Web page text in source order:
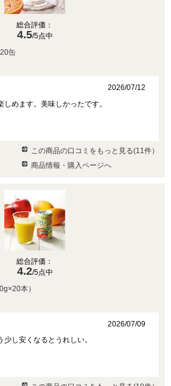
総合評価：
4.5/5点中
缶
2026/07/12
めます。美味しかったです。
この商品の口コミをもっと見る(11件）
商品情報・購入ページへ
総合評価：
4.2/5点中
本）
2026/07/09
し安くなるとうれしい。